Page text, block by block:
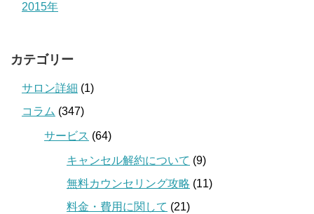
2015年
カテゴリー
サロン詳細 (1)
コラム (347)
サービス (64)
キャンセル解約について (9)
無料カウンセリング攻略 (11)
料金・費用に関して (21)